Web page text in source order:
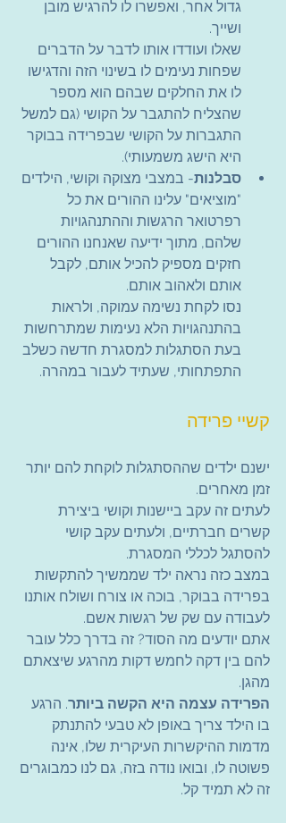
גדול אחר, ואפשרו לו להרגיש מובן
ושייך.
שאלו ועודדו אותו לדבר על הדברים
שפחות נעימים לו בשינוי הזה והדגישו
לו את החלקים שבהם הוא מספר
שהצליח להתגבר על הקושי (גם למשל
התגברות על הקושי שבפרידה בבוקר
היא הישג משמעותי).
סבלנות- במצבי מצוקה וקושי, הילדים
"מוציאים" עלינו ההורים את כל
רפרטואר הרגשות וההתנהגויות
שלהם, מתוך ידיעה שאנחנו ההורים
חזקים מספיק להכיל אותם, לקבל
אותם ולאהוב אותם.
נסו לקחת נשימה עמוקה, ולראות
בהתנהגויות הלא נעימות שמתרחשות
בעת הסתגלות למסגרת חדשה כשלב
התפתחותי, שעתיד לעבור במהרה.
קשיי פרידה
ישנם ילדים שההסתגלות לוקחת להם יותר
זמן מאחרים.
לעתים זה עקב ביישנות וקושי ביצירת
קשרים חברתיים, ולעתים עקב קושי
להסתגל לכללי המסגרת.
במצב כזה נראה ילד שממשיך להתקשות
בפרידה בבוקר, בוכה או צורח ושולח אותנו
לעבודה עם שק של רגשות אשם.
אתם יודעים מה הסוד? זה בדרך כלל עובר
להם בין דקה לחמש דקות מהרגע שיצאתם
מהגן.
הפרידה עצמה היא הקשה ביותר. הרגע
בו הילד צריך באופן לא טבעי להתנתק
מדמות ההיקשרות העיקרית שלו, אינה
פשוטה לו, ובואו נודה בזה, גם לנו כמבוגרים
זה לא תמיד קל.